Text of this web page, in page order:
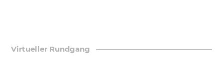
Virtueller Rundgang